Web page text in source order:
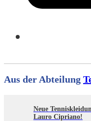
Aus der Abteilung
Neue
Lauro Cipriano!